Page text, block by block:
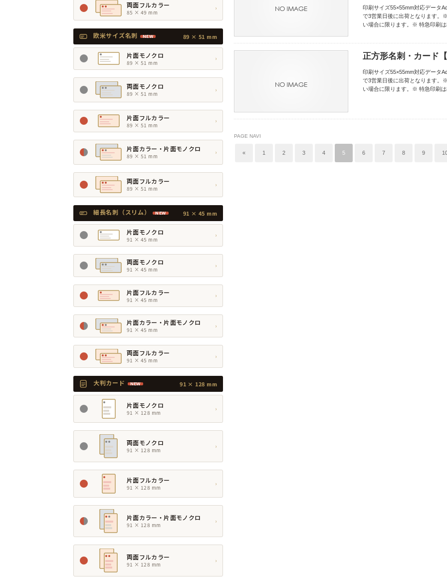
印刷サイズ55×55mm対応データ
で3営業日後に出荷となります。
い場合に限ります。※ 特急印刷
正方形名刺・カード
印刷サイズ55×55mm対応データ
で3営業日後に出荷となります。
い場合に限ります。※ 特急印刷
PAGE NAVI
« 1 2 3 4 5 6 7 8 9
両面フルカラー
85 × 49 mm
›
欧米サイズ名刺 NEW 89 × 51 mm
片面モノクロ
89 × 51 mm
›
両面モノクロ
89 × 51 mm
›
片面フルカラー
89 × 51 mm
›
片面カラー・片面モノクロ
89 × 51 mm
›
両面フルカラー
89 × 51 mm
›
細長名刺（スリム） NEW 91 × 45 mm
片面モノクロ
91 × 45 mm
›
両面モノクロ
91 × 45 mm
›
片面フルカラー
91 × 45 mm
›
片面カラー・片面モノクロ
91 × 45 mm
›
両面フルカラー
91 × 45 mm
›
大判カード NEW 91 × 128 mm
片面モノクロ
91 × 128 mm
›
両面モノクロ
91 × 128 mm
›
片面フルカラー
91 × 128 mm
›
片面カラー・片面モノクロ
91 × 128 mm
›
両面フルカラー
91 × 128 mm
›